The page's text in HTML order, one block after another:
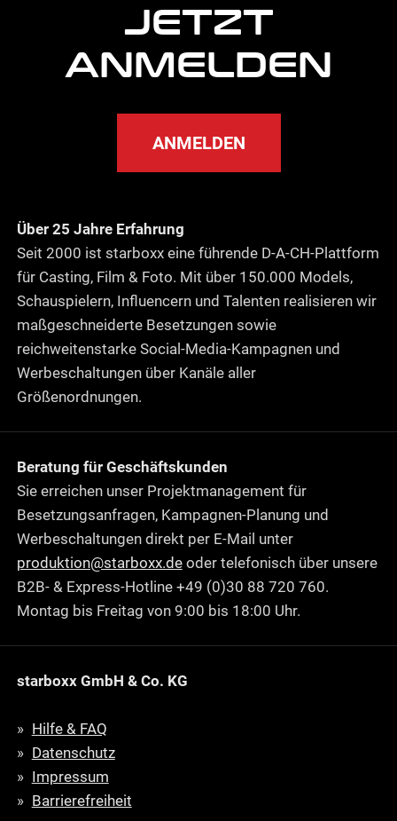
JETZT
ANMELDEN
ANMELDEN
Über 25 Jahre Erfahrung
Seit 2000 ist starboxx eine führende D-A-CH-Plattform
für Casting, Film & Foto. Mit über 150.000 Models,
Schauspielern, Influencern und Talenten realisieren wir
maßgeschneiderte Besetzungen sowie
reichweitenstarke Social-Media-Kampagnen und
Werbeschaltungen über Kanäle aller
Größenordnungen.
Beratung für Geschäftskunden
Sie erreichen unser Projektmanagement für
Besetzungsanfragen, Kampagnen-Planung und
Werbeschaltungen direkt per E-Mail unter
produktion@starboxx.deoder telefonisch über unsere
B2B- & Express-Hotline +49 (0)30 88 720 760.
Montag bis Freitag von 9:00 bis 18:00 Uhr.
starboxx GmbH & Co. KG
Hilfe & FAQ
Datenschutz
Impressum
Barrierefreiheit